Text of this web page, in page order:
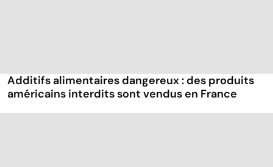
Additifs alimentaires dangereux : des produits
américains interdits sont vendus en France